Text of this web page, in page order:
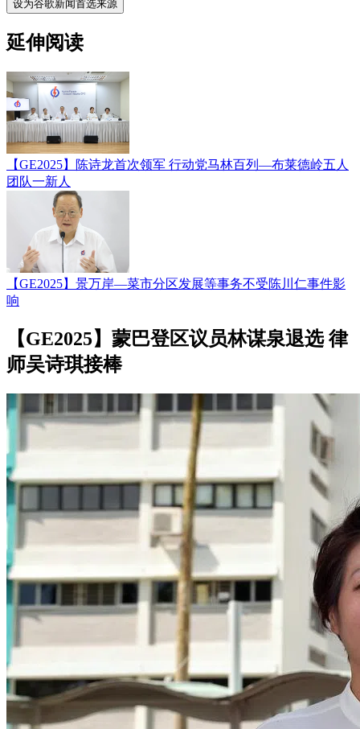
设为谷歌新闻首选来源
延伸阅读
【GE2025】陈诗龙首次领军 行动党马林百列—布莱德岭五人
团队一新人
【GE2025】景万岸—菜市分区发展等事务不受陈川仁事件影
响
【GE2025】蒙巴登区议员林谋泉退选 律
师吴诗琪接棒